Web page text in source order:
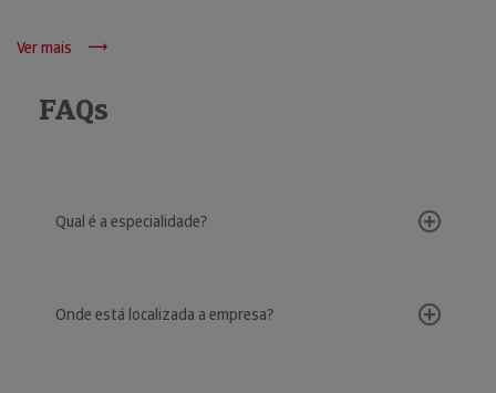
Ver mais
FAQs
Qual é a especialidade?
Onde está localizada a empresa?